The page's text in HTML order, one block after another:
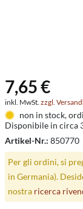
7,65 €
inkl. MwSt. zzgl.
non in stock,
Disponibile in circa
Artikel-Nr.: 850770
Per gli ordini, si
in Germania).
nostra ricerca